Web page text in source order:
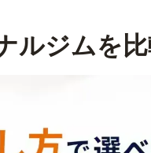
ルジムを